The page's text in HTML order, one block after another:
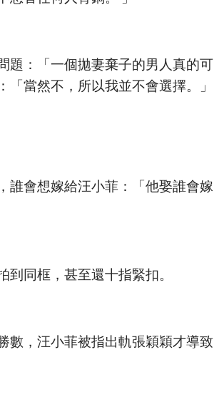
題：「一個拋妻棄子的男人真的可
「當然不，所以我並不會選擇。」
誰會想嫁給汪小菲：「他娶誰會嫁
到同框，甚至還十指緊扣。
數，汪小菲被指出軌張穎穎才導致